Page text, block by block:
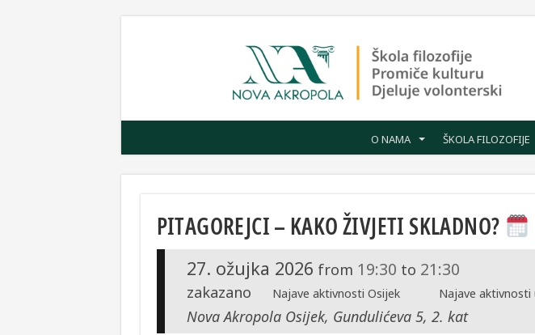
O NAMA ŠKOLA FILOZOFIJE
PITAGOREJCI – KAKO ŽIVJETI SKLADNO?
27. ožujka 2026 from 19:30 to 21:30
zakazano Najave aktivnosti Osijek Najave
Nova Akropola Osijek, Gundulićeva 5, 2. kat